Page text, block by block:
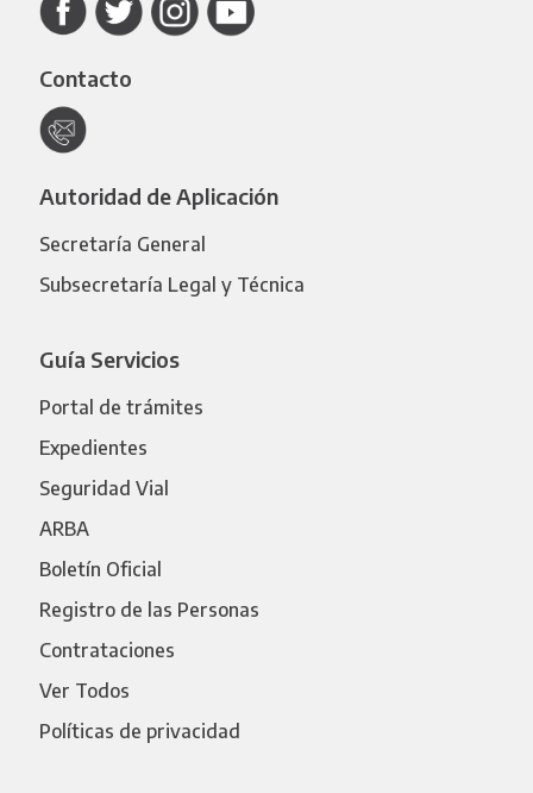
Contacto
Autoridad de Aplicación
Secretaría General
Subsecretaría Legal y Técnica
Guía Servicios
Portal de trámites
Expedientes
Seguridad Vial
ARBA
Boletín Oficial
Registro de las Personas
Contrataciones
Ver Todos
Políticas de privacidad